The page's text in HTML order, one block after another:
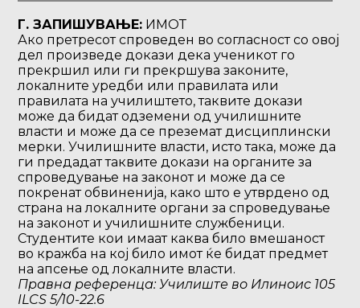
Г. ЗАПИШУВАЊЕ: ИМОТ
Ако претресот спроведен во согласност со овој
дел произведе докази дека ученикот го
прекршил или ги прекршува законите,
локалните уредби или правилата или
правилата на училиштето, таквите докази
може да бидат одземени од училишните
власти и може да се преземат дисциплински
мерки. Училишните власти, исто така, може да
ги предадат таквите докази на органите за
спроведување на законот и може да се
покренат обвиненија, како што е утврдено од
страна на локалните органи за спроведување
на законот и училишните службеници.
Студентите кои имаат каква било вмешаност
во кражба на кој било имот ќе бидат предмет
на апсење од локалните власти.
Правна референца: Училиште во Илиноис 105
ILCS 5/10-22.6